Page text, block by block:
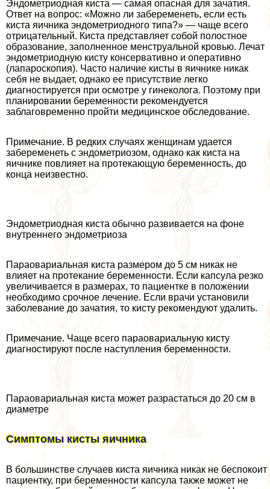
Эндометриодная киста — самая опасная для зачатия.
Ответ на вопрос: «Можно ли забеременеть, если есть
киста яичника эндометриодного типа?» — чаще всего
отрицательный. Киста представляет собой полостное
образование, заполненное мeнcтpуальной кровью. Лечат
эндометриодную кисту консервативно и оперативно
(лапароскопия). Часто наличие кисты в яичнике никак
себя не выдает, однако ее присутствие легко
диагностируется при осмотре у гинеколога. Поэтому при
планировании беременности рекомендуется
заблаговременно пройти медицинское обследование.
Примечание. В редких случаях женщинам удается
забеременеть с эндометриозом, однако как киста на
яичнике повлияет на протекающую беременность, до
конца неизвестно.
Эндометриодная киста обычно развивается на фоне
внутреннего эндометриоза
Параовариальная киста размером до 5 см никак не
влияет на протекание беременности. Если капсула резко
увеличивается в размерах, то пациентке в положении
необходимо срочное лечение. Если врачи установили
заболевание до зачатия, то кисту рекомендуют удалить.
Примечание. Чаще всего параовариальную кисту
диагностируют после наступления беременности.
Параовариальная киста может разрастаться до 20 см в
диаметре
Симптомы кисты яичника
В большинстве случаев киста яичника никак не беспокоит
пациентку, при беременности капсула также может не